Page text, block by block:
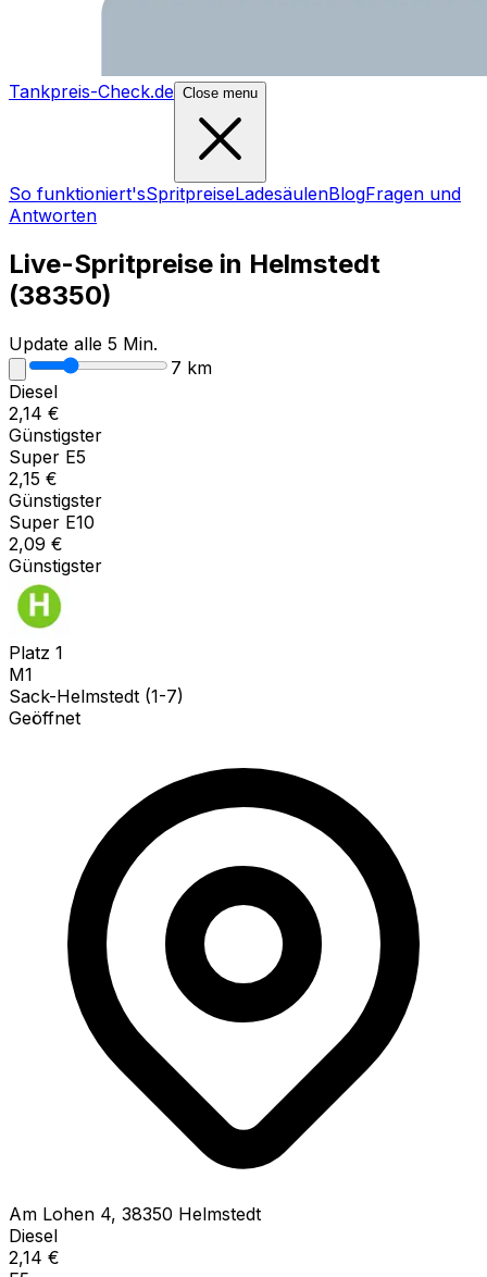
Tankpreis-Check.de Close menu
So funktioniert'sSpritpreiseLadesäulenBlogFragen und
Antworten
Live-Spritpreise in Helmstedt
(38350)
Update alle 5 Min.
7 km
Diesel
2,14 €
Günstigster
Super E5
2,15 €
Günstigster
Super E10
2,09 €
Günstigster
Platz 1
M1
Sack-Helmstedt (1-7)
Geöffnet
Am Lohen 4, 38350 Helmstedt
Diesel
2,14 €